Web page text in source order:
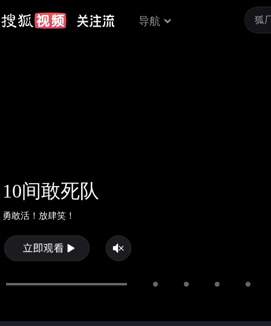
导航
10间敢死队
勇敢活！放肆笑！